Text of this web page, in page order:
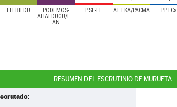
EH BILDU
PODEMOS-
AHALDUGU/EZKER
AN
PSE-EE ATTKA/PACMA PP+Cs
RESUMEN DEL ESCRUTINIO DE MURUETA